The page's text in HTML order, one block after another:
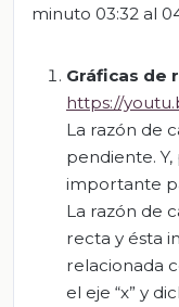
minuto 03:32 al
Gráficas de
https://
La razón de
pendiente.
importante
La razón de
recta y ésta
relacionada
el eje “x” y